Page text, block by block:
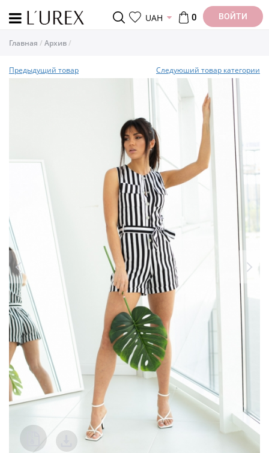
UAH 0 ВОЙТИ
Главная Архив
Предыдущий товар Следуюший товар категории